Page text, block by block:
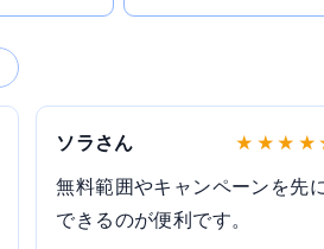
ソラさん ★ ★ ★ ★
無料範囲やキャンペーンを先
できるのが便利です。